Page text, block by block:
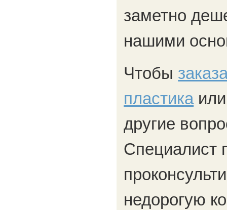
заметно
нашими
Чтобы
пластикаили
другие
Специалист
недорогую